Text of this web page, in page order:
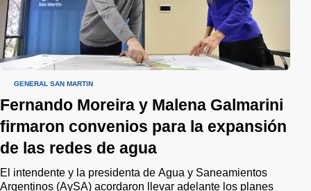
GENERAL SAN MARTÍN
Fernando Moreira y Malena Galmarini
firmaron convenios para la expansión
de las redes de agua
El intendente y la presidenta de Agua y Saneamientos
Argentinos (AySA) acordaron llevar adelante los planes